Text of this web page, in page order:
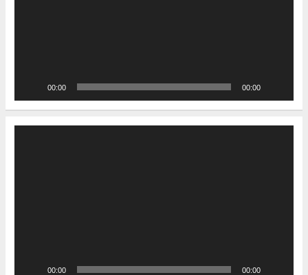
00:00 00:00
Video-
00:00 00:00